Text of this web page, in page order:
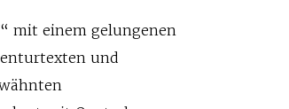
mit einem gelungenen
und